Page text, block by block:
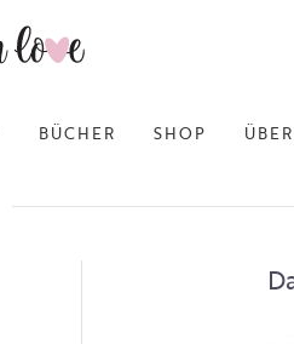
BÜCHER SHOP